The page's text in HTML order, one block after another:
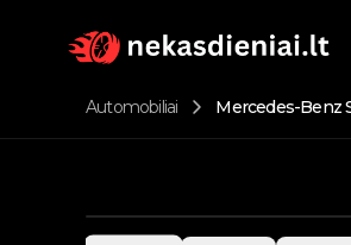
Automobiliai Mercedes-Benz